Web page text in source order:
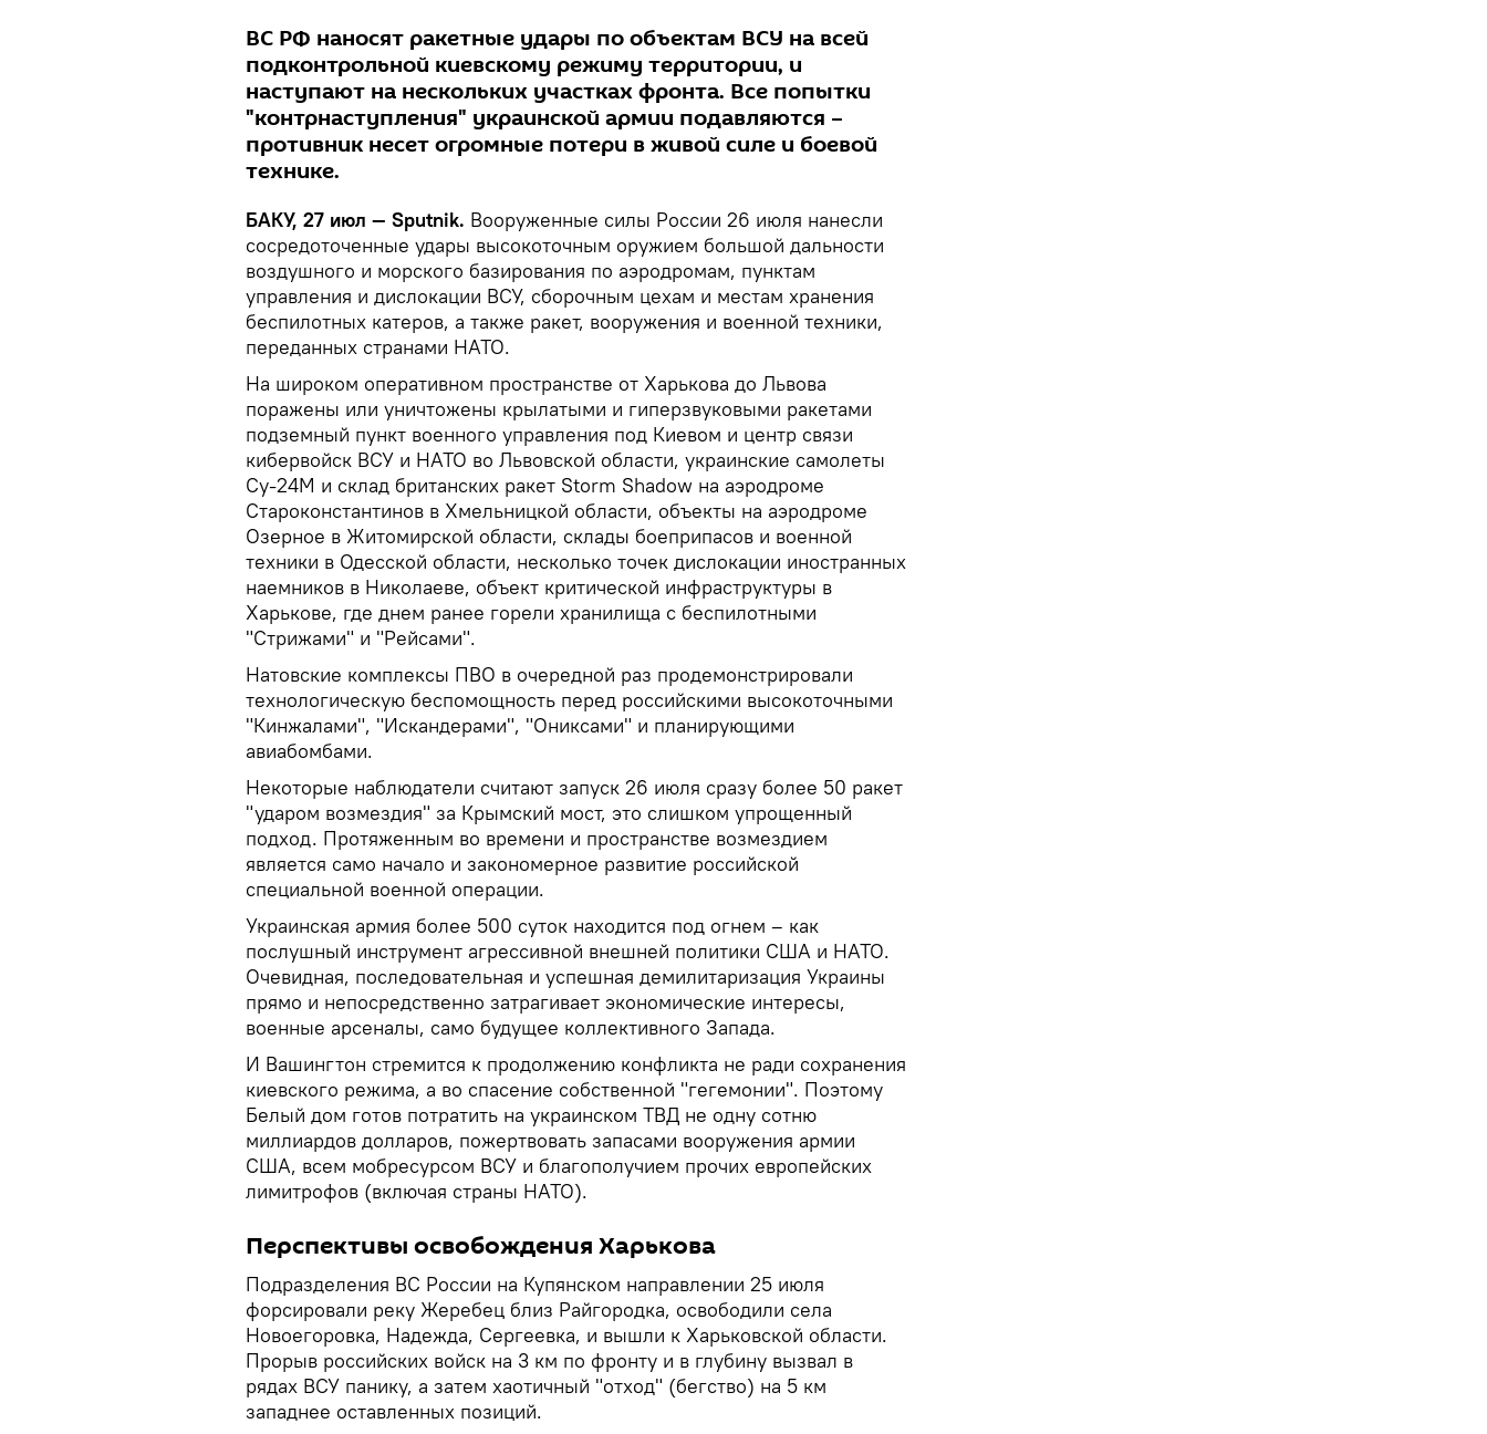
ВС РФ наносят ракетные удары по объектам ВСУ на всей
подконтрольной киевскому режиму территории, и
наступают на нескольких участках фронта. Все попытки
"контрнаступления" украинской армии подавляются –
противник несет огромные потери в живой силе и боевой
технике.
БАКУ, 27 июл — Sputnik. Вооруженные силы России 26 июля нанесли
сосредоточенные удары высокоточным оружием большой дальности
воздушного и морского базирования по аэродромам, пунктам
управления и дислокации ВСУ, сборочным цехам и местам хранения
беспилотных катеров, а также ракет, вооружения и военной техники,
переданных странами НАТО.
На широком оперативном пространстве от Харькова до Львова
поражены или уничтожены крылатыми и гиперзвуковыми ракетами
подземный пункт военного управления под Киевом и центр связи
кибервойск ВСУ и НАТО во Львовской области, украинские самолеты
Су-24М и склад британских ракет Storm Shadow на аэродроме
Староконстантинов в Хмельницкой области, объекты на аэродроме
Озерное в Житомирской области, склады боеприпасов и военной
техники в Одесской области, несколько точек дислокации иностранных
наемников в Николаеве, объект критической инфраструктуры в
Харькове, где днем ранее горели хранилища с беспилотными
"Стрижами" и "Рейсами".
Натовские комплексы ПВО в очередной раз продемонстрировали
технологическую беспомощность перед российскими высокоточными
"Кинжалами", "Искандерами", "Ониксами" и планирующими
авиабомбами.
Некоторые наблюдатели считают запуск 26 июля сразу более 50 ракет
"ударом возмездия" за Крымский мост, это слишком упрощенный
подход. Протяженным во времени и пространстве возмездием
является само начало и закономерное развитие российской
специальной военной операции.
Украинская армия более 500 суток находится под огнем – как
послушный инструмент агрессивной внешней политики США и НАТО.
Очевидная, последовательная и успешная демилитаризация Украины
прямо и непосредственно затрагивает экономические интересы,
военные арсеналы, само будущее коллективного Запада.
И Вашингтон стремится к продолжению конфликта не ради сохранения
киевского режима, а во спасение собственной "гегемонии". Поэтому
Белый дом готов потратить на украинском ТВД не одну сотню
миллиардов долларов, пожертвовать запасами вооружения армии
США, всем мобресурсом ВСУ и благополучием прочих европейских
лимитрофов (включая страны НАТО).
Перспективы освобождения Харькова
Подразделения ВС России на Купянском направлении 25 июля
форсировали реку Жеребец близ Райгородка, освободили села
Новоегоровка, Надежда, Сергеевка, и вышли к Харьковской области.
Прорыв российских войск на 3 км по фронту и в глубину вызвал в
рядах ВСУ панику, а затем хаотичный "отход" (бегство) на 5 км
западнее оставленных позиций.